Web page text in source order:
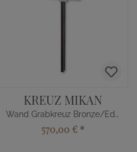
KREUZ MIKAN
Wand Grabkreuz Bronze/Edelstahl
570,00 € *